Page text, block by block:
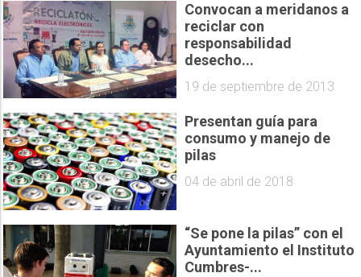
Convocan a meridanos a
reciclar con
responsabilidad
desecho...
19 de septiembre de 2013
Presentan guía para
consumo y manejo de
pilas
04 de abril de 2018
“Se pone la pilas” con el
Ayuntamiento el Instituto
Cumbres-...